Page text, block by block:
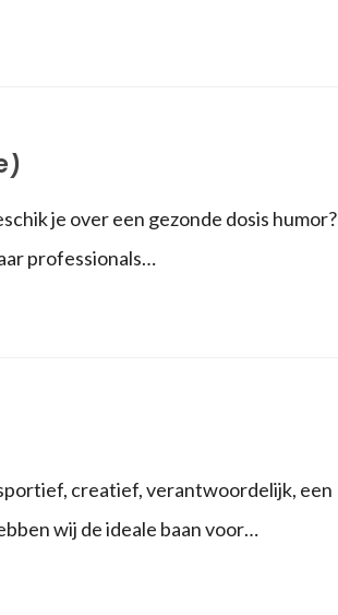
je over een gezonde dosis humor?
professionals…
creatief, verantwoordelijk, een
wij de ideale baan voor…